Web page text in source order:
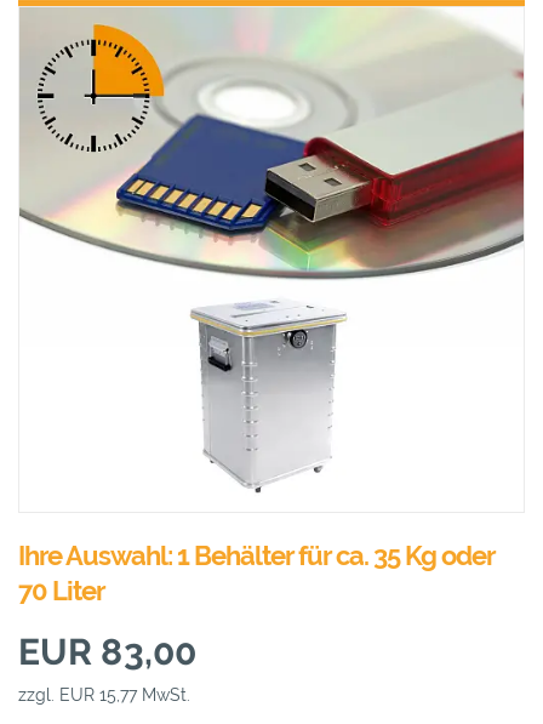
Ihre Auswahl: 1 Behälter für ca. 35 Kg oder
70 Liter
EUR 83,00
zzgl. EUR 15,77 MwSt.